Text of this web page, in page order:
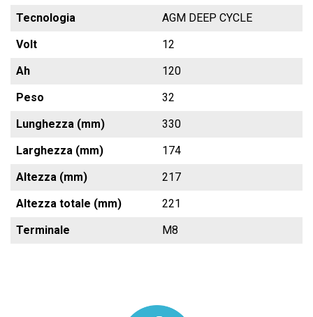
Tecnologia
AGM DEEP CYCLE
Volt
12
Ah
120
Peso
32
Lunghezza (mm)
330
Larghezza (mm)
174
Altezza (mm)
217
Altezza totale (mm)
221
Terminale
M8